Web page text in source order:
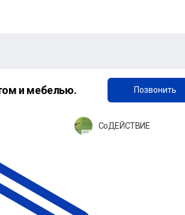
+7 (906) 839-21-10
и мебелью. Позвонить
СоДЕЙСТВИЕ